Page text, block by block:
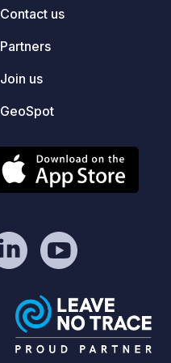
Contact us
Partners
Join us
GeoSpot